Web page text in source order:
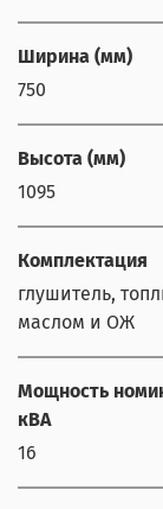
Ширина (мм)
750
Высота (мм)
1095
Комплектация
глушитель,
маслом и ОЖ
Мощность
кВА
16